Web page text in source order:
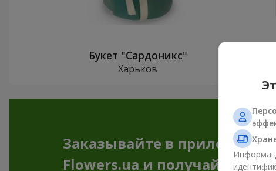
Букет "Сардоникс"
Харьков
Заказывайте в приложении
Flowers.ua и получайте